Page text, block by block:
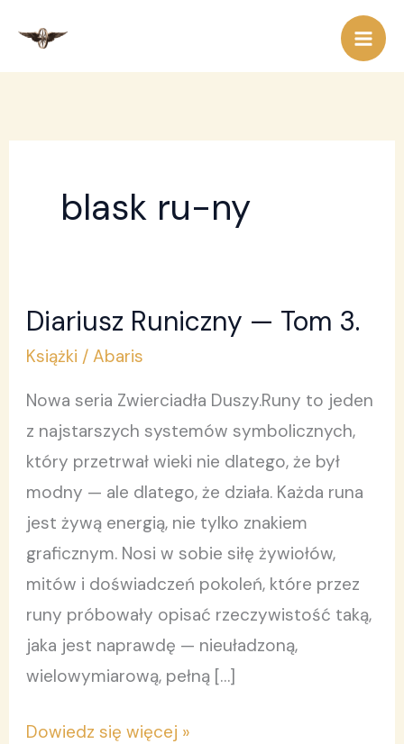
treści
blask ru-ny
Diariusz Runiczny — Tom 3.
Książki /Abaris
Nowa seria Zwierciadła Duszy.Runy to jeden
z najstarszych systemów symbolicznych,
który przetrwał wieki nie dlatego, że był
modny — ale dlatego, że działa. Każda runa
jest żywą energią, nie tylko znakiem
graficznym. Nosi w sobie siłę żywiołów,
mitów i doświadczeń pokoleń, które przez
runy próbowały opisać rzeczywistość taką,
jaka jest naprawdę — nieuładzoną,
wielowymiarową, pełną […]
Diariusz
Runiczny
Tom
3.
Dowiedz się więcej »